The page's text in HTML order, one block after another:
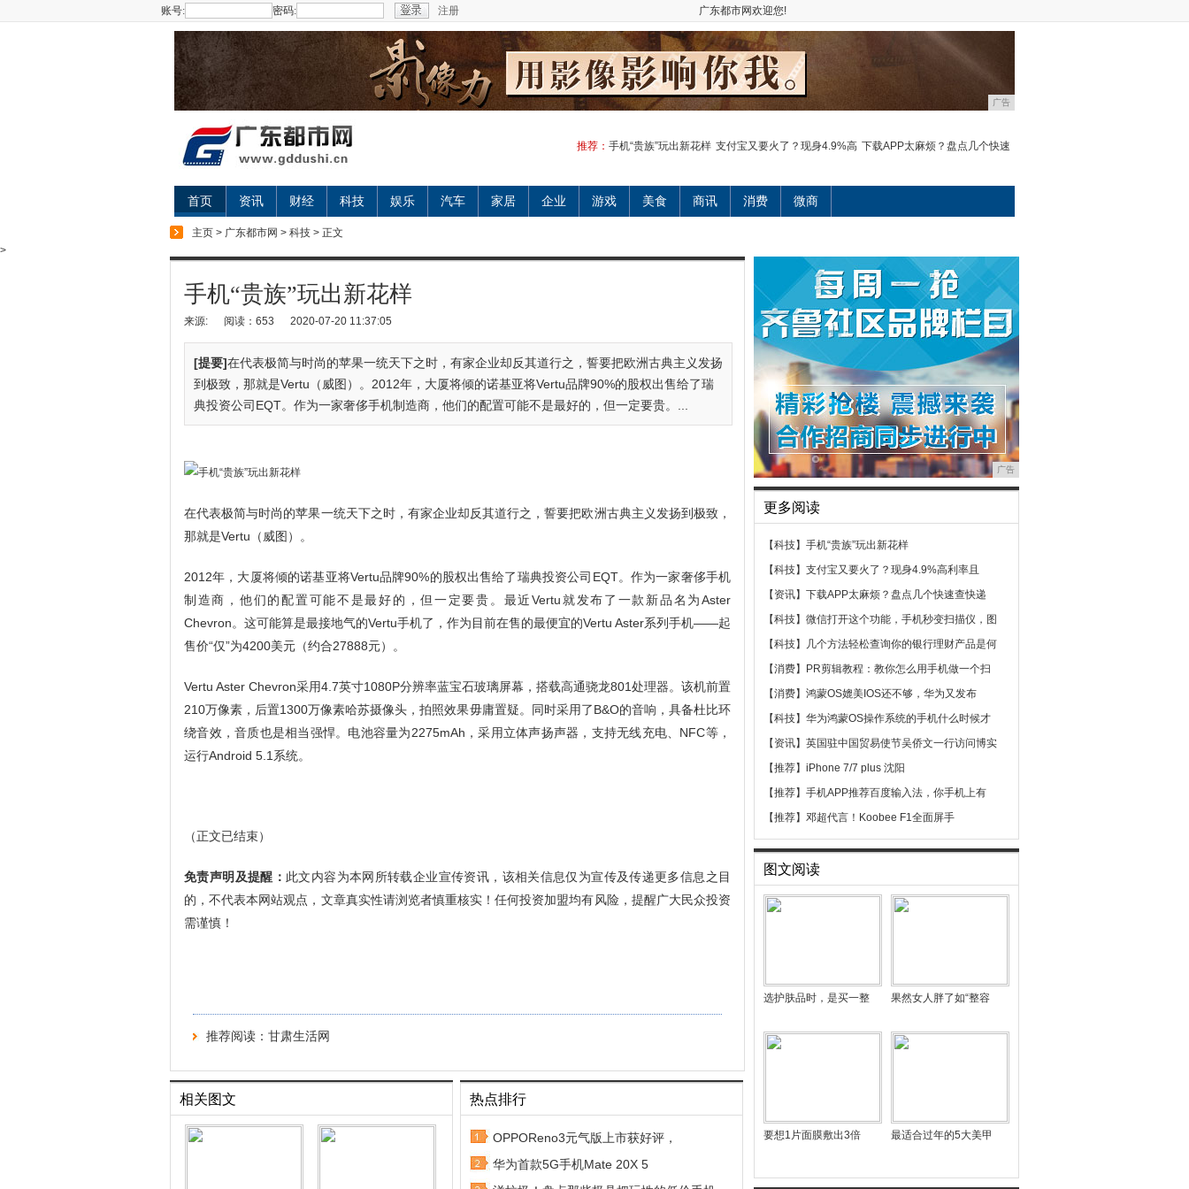
账号: 密码: 注册 广东都市网欢迎您!
广告
推荐： 手机“贵族”玩出新花样 支付宝又要火了？现身4.9%高 下载APP太麻烦？盘点几个快速
首页 资讯 财经 科技 娱乐 汽车 家居 企业 游戏 美食 商讯 消费 微商
主页 > 广东都市网 > 科技 > 正文
>
手机“贵族”玩出新花样
来源: 阅读：653 2020-07-20 11:37:05
[提要]在代表极简与时尚的苹果一统天下之时，有家企业却反其道行之，誓要把欧洲古典主义发扬
到极致，那就是Vertu（威图）。2012年，大厦将倾的诺基亚将Vertu品牌90%的股权出售给了瑞
典投资公司EQT。作为一家奢侈手机制造商，他们的配置可能不是最好的，但一定要贵。...
在代表极简与时尚的苹果一统天下之时，有家企业却反其道行之，誓要把欧洲古典主义发扬到极致，
那就是Vertu（威图）。
2012年，大厦将倾的诺基亚将Vertu品牌90%的股权出售给了瑞典投资公司EQT。作为一家奢侈手机
制造商，他们的配置可能不是最好的，但一定要贵。最近Vertu就发布了一款新品名为Aster
Chevron。这可能算是最接地气的Vertu手机了，作为目前在售的最便宜的Vertu Aster系列手机——起
售价“仅”为4200美元（约合27888元）。
Vertu Aster Chevron采用4.7英寸1080P分辨率蓝宝石玻璃屏幕，搭载高通骁龙801处理器。该机前置
210万像素，后置1300万像素哈苏摄像头，拍照效果毋庸置疑。同时采用了B&O的音响，具备杜比环
绕音效，音质也是相当强悍。电池容量为2275mAh，采用立体声扬声器，支持无线充电、NFC等，
运行Android 5.1系统。
（正文已结束）
免责声明及提醒： 此文内容为本网所转载企业宣传资讯，该相关信息仅为宣传及传递更多信息之目
的，不代表本网站观点，文章真实性请浏览者慎重核实！任何投资加盟均有风险，提醒广大民众投资
需谨慎！
推荐阅读： 甘肃生活网
相关图文 热点排行
OPPOReno3元气版上市获好评，
华为首款5G手机Mate 20X 5
广告
更多阅读
【科技】 手机“贵族”玩出新花样
【科技】 支付宝又要火了？现身4.9%高利率且
【资讯】 下载APP太麻烦？盘点几个快速查快递
【科技】 微信打开这个功能，手机秒变扫描仪，图
【科技】
几个方法轻松查询你的银行理财产品是何
【消费】
PR剪辑教程：教你怎么用手机做一个扫
【消费】 鸿蒙OS媲美IOS还不够，华为又发布
【科技】 华为鸿蒙OS操作系统的手机什么时候才
【资讯】 英国驻中国贸易使节吴侨文一行访问博实
【推荐】 iPhone 7/7 plus 沈阳
【推荐】 手机APP推荐百度输入法，你手机上有
【推荐】 邓超代言！Koobee F1全面屏手
图文阅读
选护肤品时，是买一整 果然女人胖了如“整容
要想1片面膜敷出3倍 最适合过年的5大美甲